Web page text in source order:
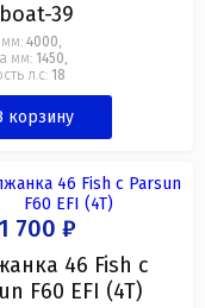
39
4000 ,
мм: 1450 ,
л.с: 18
корзину
700 ₽
46 Fish с
F60 EFI (4T)